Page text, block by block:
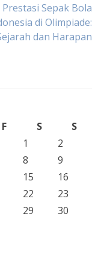
Prestasi Sepak Bola
di Olimpiade:
dan Harapan
F S
S
1
2
8
9
15
16
22
23
29
30